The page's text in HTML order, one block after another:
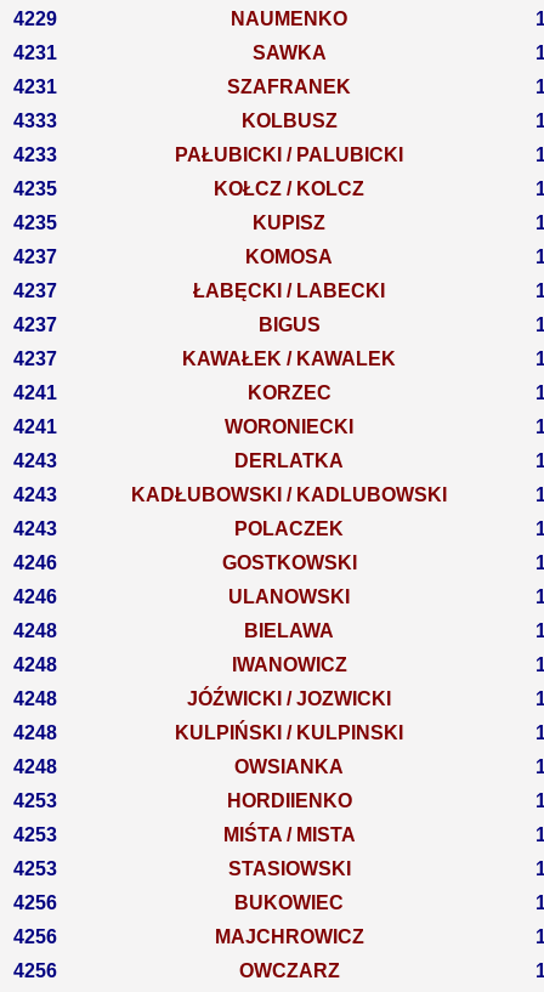
4229 NAUMENKO
4231
SAWKA
4231
SZAFRANEK
4333
KOLBUSZ
4233
PAŁUBICKI / PALUBICKI
4235
KOŁCZ / KOLCZ
4235
KUPISZ
4237
KOMOSA
4237
ŁABĘCKI / LABECKI
4237
BIGUS
4237
KAWAŁEK / KAWALEK
4241
KORZEC
4241
WORONIECKI
4243
DERLATKA
4243
KADŁUBOWSKI / KADLUBOWSKI
4243
POLACZEK
4246
GOSTKOWSKI
4246
ULANOWSKI
4248
BIELAWA
4248
IWANOWICZ
4248
JÓŹWICKI / JOZWICKI
4248
KULPIŃSKI / KULPINSKI
4248
OWSIANKA
4253
HORDIIENKO
4253
MIŚTA / MISTA
4253
STASIOWSKI
4256
BUKOWIEC
4256
MAJCHROWICZ
4256
OWCZARZ